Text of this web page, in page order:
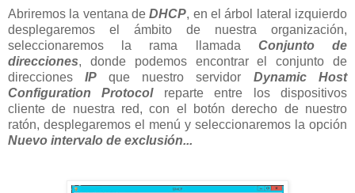
Abriremos la ventana deDHCP, en el árbol lateral izquierdo
desplegaremos el ámbito de nuestra organización,
seleccionaremos la rama llamada Conjunto de
direcciones, donde podemos encontrar el conjunto de
direccionesIP que nuestro servidor Dynamic Host
Configuration Protocol reparte entre los dispositivos
cliente de nuestra red, con el botón derecho de nuestro
ratón, desplegaremos el menú y seleccionaremos la opción
Nuevo intervalo de exclusión...